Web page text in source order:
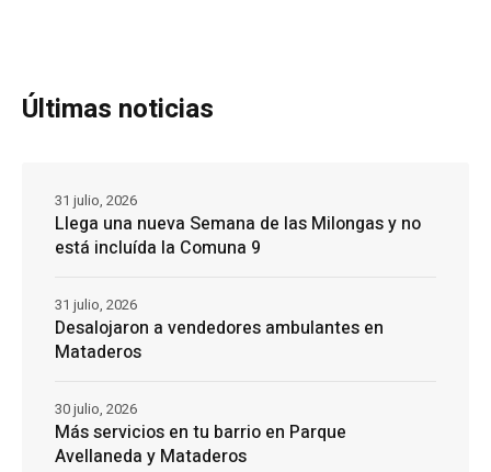
Últimas noticias
Llega una nueva Semana de las Milongas y no
está incluída la Comuna 9
31 julio, 2026
Desalojaron a vendedores ambulantes en
Mataderos
31 julio, 2026
Más servicios en tu barrio en Parque
Avellaneda y Mataderos
30 julio, 2026